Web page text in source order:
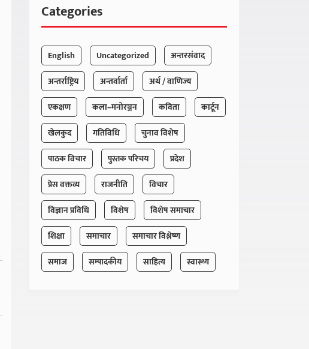
Categories
English Uncategorized
अन्तरसंवाद
अन्तर्राष्ट्रिय
अन्तर्वार्ता
अर्थ / वाणिज्य
एकक्षण
कला–मनोरञ्जन कविता
कार्टून
खेलकुद
गतिविधि
चुनाव विशेष
पाठक विचार
पुस्तक परिचय
प्रदेश
प्रेस वक्तव्य
राजनीति
विचार
विज्ञान प्रविधि
विशेष
विशेष समाचार
शिक्षा
समाचार
समाचार विश्लेष्ण
समाज
सम्पादकीय साहित्य स्वास्थ्य